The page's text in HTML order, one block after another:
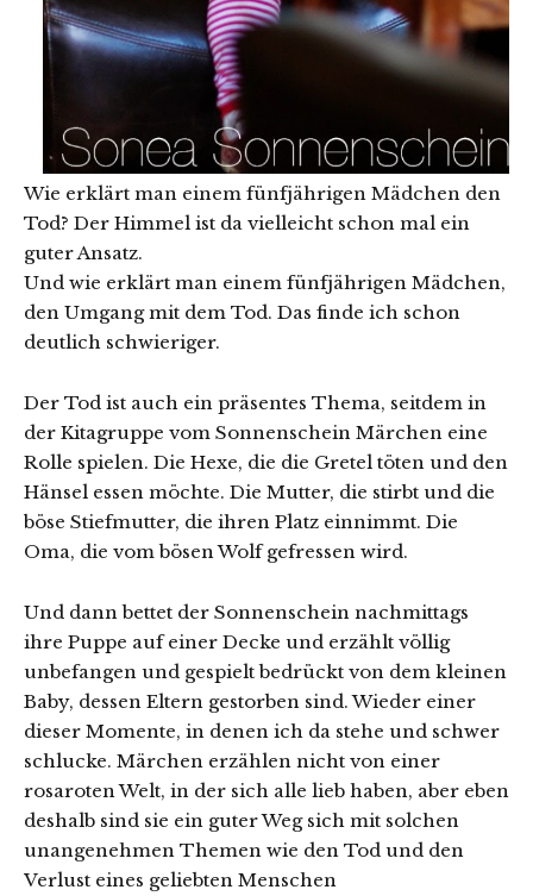
Wie erklärt man einem fünfjährigen Mädchen den
Tod? Der Himmel ist da vielleicht schon mal ein
guter Ansatz.
Und wie erklärt man einem fünfjährigen Mädchen,
den Umgang mit dem Tod. Das finde ich schon
deutlich schwieriger.
Der Tod ist auch ein präsentes Thema, seitdem in
der Kitagruppe vom Sonnenschein Märchen eine
Rolle spielen. Die Hexe, die die Gretel töten und den
Hänsel essen möchte. Die Mutter, die stirbt und die
böse Stiefmutter, die ihren Platz einnimmt. Die
Oma, die vom bösen Wolf gefressen wird.
Und dann bettet der Sonnenschein nachmittags
ihre Puppe auf einer Decke und erzählt völlig
unbefangen und gespielt bedrückt von dem kleinen
Baby, dessen Eltern gestorben sind. Wieder einer
dieser Momente, in denen ich da stehe und schwer
schlucke. Märchen erzählen nicht von einer
rosaroten Welt, in der sich alle lieb haben, aber eben
deshalb sind sie ein guter Weg sich mit solchen
unangenehmen Themen wie den Tod und den
Verlust eines geliebten Menschen